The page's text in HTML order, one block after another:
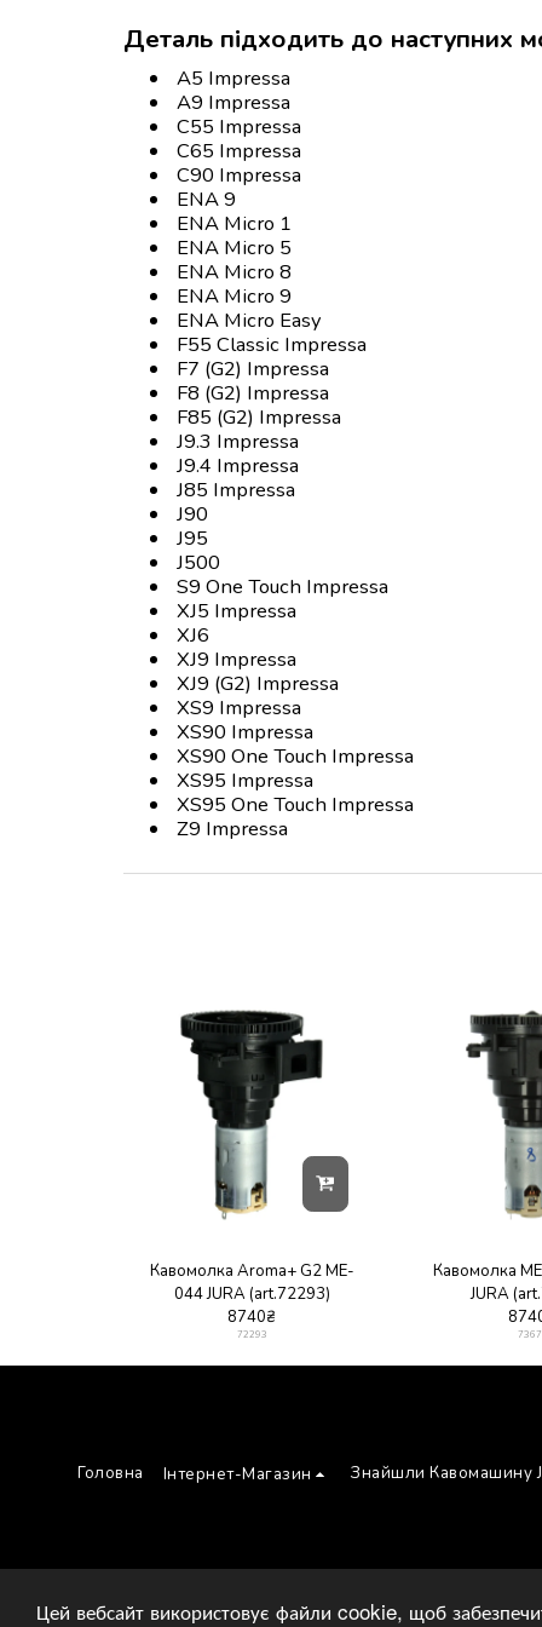
Цей вебсайт використовує файли cookie, щоб
Деталь підходить до наступних
A5 Impressa
A9 Impressa
C55 Impressa
C65 Impressa
C90 Impressa
ENA 9
ENA Micro 1
ENA Micro 5
ENA Micro 8
ENA Micro 9
ENA Micro Easy
F55 Classic Impressa
F7 (G2) Impressa
F8 (G2) Impressa
F85 (G2) Impressa
J9.3 Impressa
J9.4 Impressa
J85 Impressa
J90
J95
J500
S9 One Touch Impressa
XJ5 Impressa
XJ6
XJ9 Impressa
XJ9 (G2) Impressa
XS9 Impressa
XS90 Impressa
XS90 One Touch Impressa
XS95 Impressa
XS95 One Touch Impressa
Z9 Impressa
Кавомолка Aroma+ G2 ME-
044 JURA (art.72293)
8740₴
72293
Кавомолка
JURA
Головна Інтернет-Магазин Знайшли Кавомашину